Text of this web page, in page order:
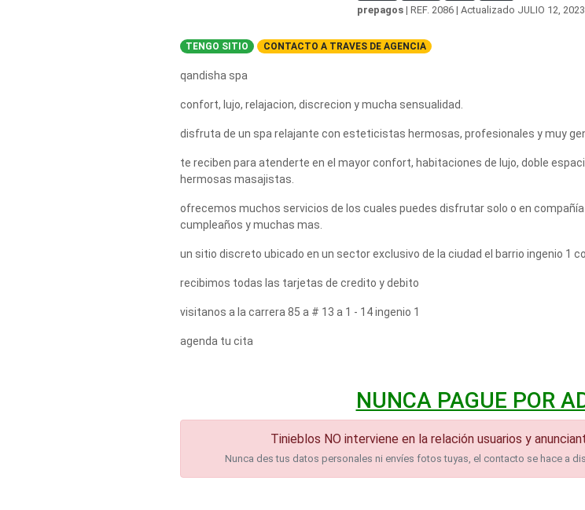
prepagos| REF. 2086 | Actualizado JULIO 12, 2023
TENGO SITIO CONTACTO A TRAVES DE AGENCIA
qandisha spa
confort, lujo, relajacion, discrecion y mucha sensualidad.
disfruta de un spa relajante con esteticistas hermosas, profesionales y muy
te reciben para atenderte en el mayor confort, habitaciones de lujo, doble
hermosas masajistas.
ofrecemos muchos servicios de los cuales puedes disfrutar solo o en
cumpleaños y muchas mas.
un sitio discreto ubicado en un sector exclusivo de la ciudad el barrio ingenio 1
recibimos todas las tarjetas de credito y debito
visitanos a la carrera 85 a # 13 a 1 - 14 ingenio 1
agenda tu cita
NUNCA PAGUE POR
Tinieblos NO interviene en la relación usuarios y
Nunca des tus datos personales ni envíes fotos tuyas, el contacto se hace a